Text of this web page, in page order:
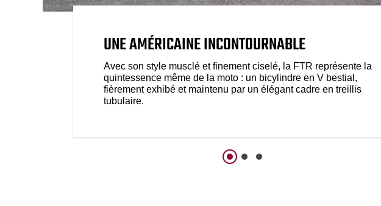
UNE AMÉRICAINE INCONTOURNABLE
Avec son style musclé et finement ciselé, la FTR représente la
quintessence même de la moto : un bicylindre en V bestial,
fièrement exhibé et maintenu par un élégant cadre en treillis
tubulaire.